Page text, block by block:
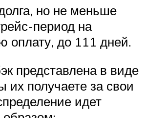
но не меньше
период на
оплату, до 111 дней.
представлена в виде
их получаете за свои
идет